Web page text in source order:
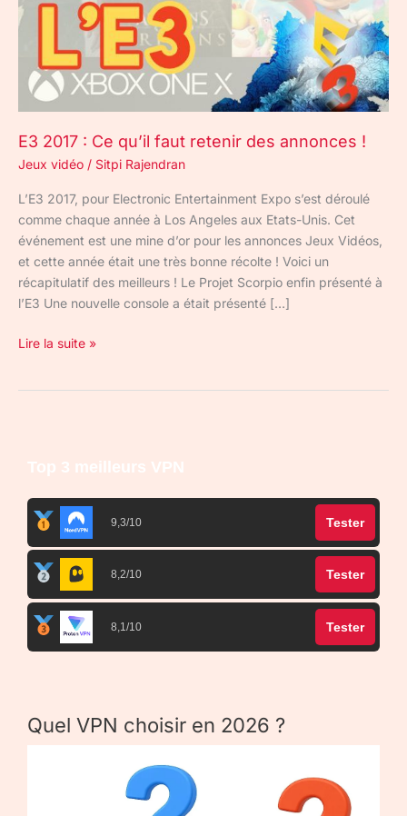
E3 2017 : Ce qu’il faut retenir des annonces !
Jeux vidéo / Sitpi Rajendran
L’E3 2017, pour Electronic Entertainment Expo s’est déroulé
comme chaque année à Los Angeles aux Etats-Unis. Cet
événement est une mine d’or pour les annonces Jeux Vidéos,
et cette année était une très bonne récolte ! Voici un
récapitulatif des meilleurs ! Le Projet Scorpio enfin présenté à
l’E3 Une nouvelle console a était présenté […]
des
Lire la suite »
Top 3 meilleurs VPN
9,3/10 Tester
8,2/10 Tester
8,1/10 Tester
Quel VPN choisir en 2026 ?